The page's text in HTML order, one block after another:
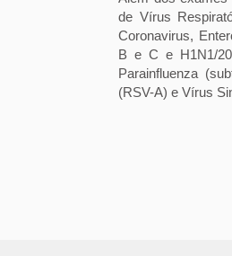
de Vírus
Coronavirus,
B e C e H1N1/
Parainfluenza
(RSV-A) e Vírus